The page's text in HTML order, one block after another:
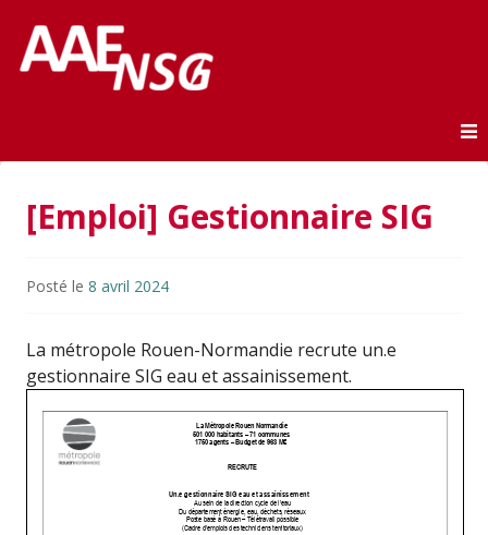
AAE-ENSG
[Emploi] Gestionnaire SIG
Posté le 8 avril 2024
La métropole Rouen-Normandie recrute un.e
gestionnaire SIG eau et assainissement.